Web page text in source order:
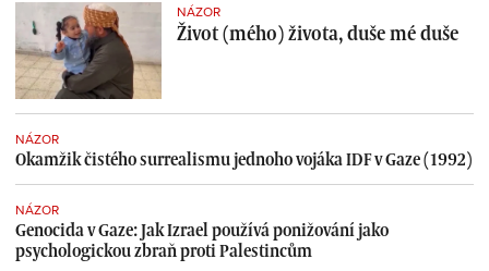
NÁZOR
Život (mého) života, duše mé duše
NÁZOR
Okamžik čistého surrealismu jednoho vojáka IDF v Gaze (1992)
NÁZOR
Genocida v Gaze: Jak Izrael používá ponižování jako
psychologickou zbraň proti Palestincům